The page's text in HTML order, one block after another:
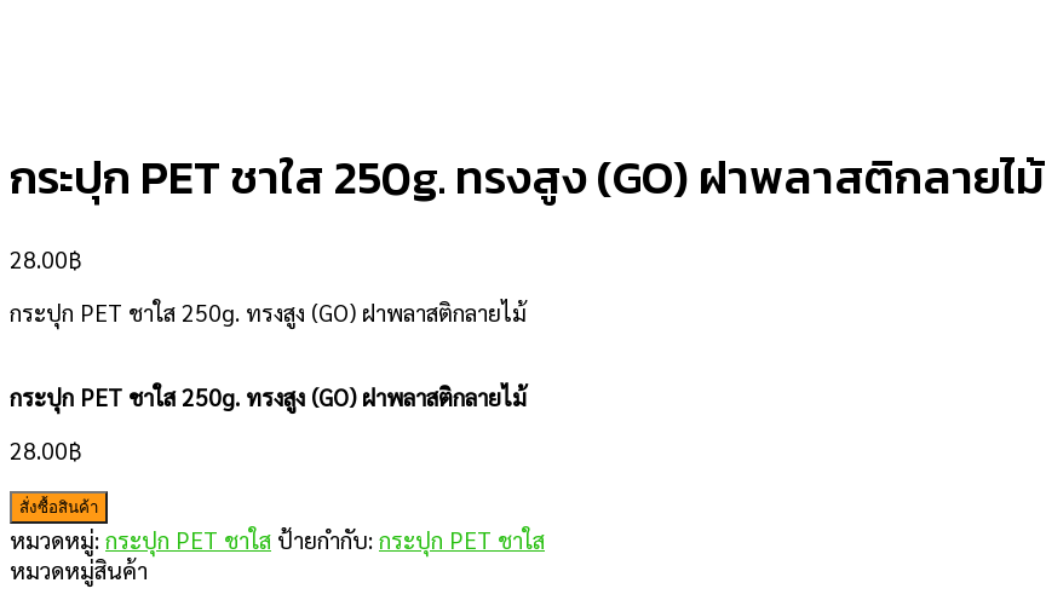
กระปุก PET ชาใส 250g. ทรงสูง (GO) ฝาพลาสติกลายไม้
28.00฿
กระปุก PET ชาใส 250g. ทรงสูง (GO) ฝาพลาสติกลายไม้
กระปุก PET ชาใส 250g. ทรงสูง (GO) ฝาพลาสติกลายไม้
28.00฿
สั่งซื้อสินค้า
หมวดหมู่: กระปุก PET ชาใส ป้ายกำกับ: กระปุก PET ชาใส
หมวดหมู่สินค้า